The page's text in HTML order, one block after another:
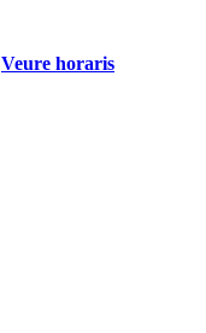
Veure horaris